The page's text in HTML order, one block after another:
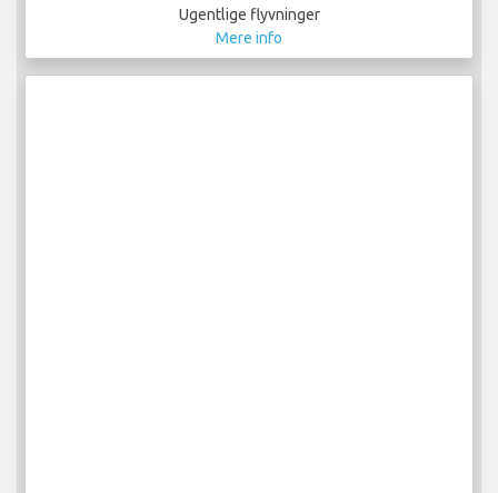
Ugentlige flyvninger
Mere info